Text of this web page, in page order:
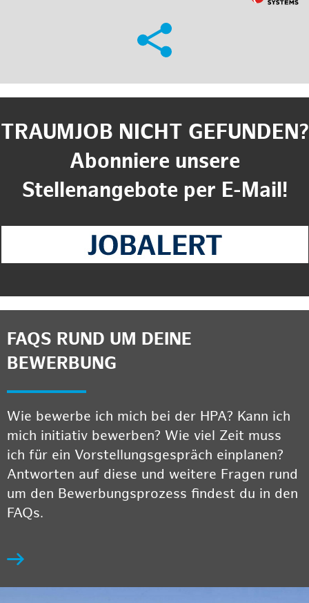
TRAUMJOB NICHT GEFUNDEN?
Abonniere unsere
Stellenangebote per E-Mail!
FAQS RUND UM DEINE
BEWERBUNG
Wie bewerbe ich mich bei der HPA? Kann ich
mich initiativ bewerben? Wie viel Zeit muss
ich für ein Vorstellungsgespräch einplanen?
Antworten auf diese und weitere Fragen rund
um den Bewerbungsprozess findest du in den
FAQs.